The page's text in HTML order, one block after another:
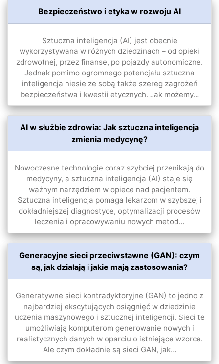
Bezpieczeństwo i etyka w rozwoju AI
Sztuczna inteligencja (AI) jest obecnie
wykorzystywana w różnych dziedzinach – od opieki
zdrowotnej, przez finanse, po pojazdy autonomiczne.
Jednak pomimo ogromnego potencjału sztuczna
inteligencja niesie ze sobą także szereg zagrożeń
bezpieczeństwa i kwestii etycznych. Jak możemy…
AI w służbie zdrowia: Jak sztuczna inteligencja
zmienia medycynę?
Nowoczesne technologie coraz szybciej przenikają do
medycyny, a sztuczna inteligencja (AI) staje się
ważnym narzędziem w opiece nad pacjentem.
Sztuczna inteligencja pomaga lekarzom w szybszej i
dokładniejszej diagnostyce, optymalizacji procesów
leczenia i opracowywaniu nowych metod…
Generacyjne sieci przeciwstawne (GAN): czym
są, jak działają i jakie mają zastosowania?
Generatywne sieci kontradyktoryjne (GAN) to jedno z
najbardziej ekscytujących osiągnięć w dziedzinie
uczenia maszynowego i sztucznej inteligencji. Sieci te
umożliwiają komputerom generowanie nowych i
realistycznych danych w oparciu o istniejące wzorce.
Ale czym dokładnie są sieci GAN, jak…